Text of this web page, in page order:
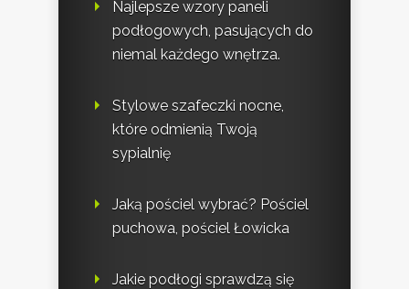
Najlepsze wzory paneli
podłogowych, pasujących do
niemal każdego wnętrza.
Stylowe szafeczki nocne,
które odmienią Twoją
sypialnię
Jaką pościel wybrać? Pościel
puchowa, pościel Łowicka
Jakie podłogi sprawdzą się